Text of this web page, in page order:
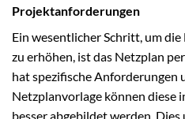
Projektanforderungen
Ein wesentlicher Schritt, um
zu erhöhen, ist das Netzplan
hat spezifische Anforderungen
Netzplanvorlage können diese
besser abgebildet werden.